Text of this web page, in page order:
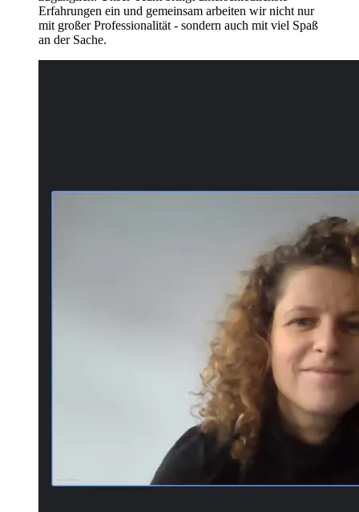
Erfahrungen ein und gemeinsam arbeiten wir nicht nur
mit großer Professionalität - sondern auch mit viel Spaß
an der Sache.